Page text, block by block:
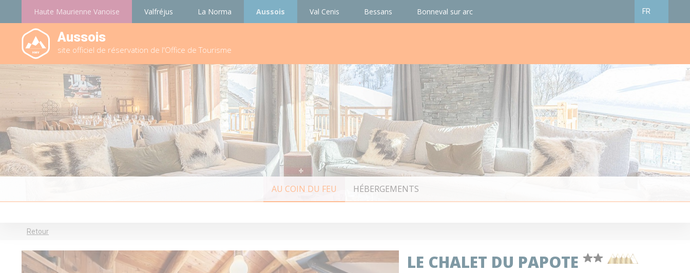
Haute Maurienne Vanoise Valfréjus La Norma Aussois Val Cenis Bessans Bonneval sur arc FR
Aussois
site officiel de réservation de l'Office de Tourisme
AU COIN DU FEU HÉBERGEMENTS
Retour
LE CHALET DU PAPOTE